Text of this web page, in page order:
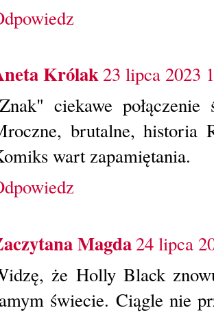
Królak23 lipca 2023
ciekawe
brutalne, historia
wart zapamiętania.
Magda24 lipca
że Holly Black
świecie. Ciągle nie